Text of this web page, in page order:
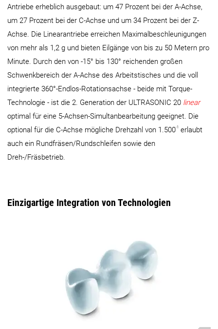
Antriebe erheblich ausgebaut: um 47 Prozent bei der A-Achse,
um 27 Prozent bei der C-Achse und um 34 Prozent bei der Z-
Achse. Die Linearantriebe erreichen Maximalbeschleunigungen
von mehr als 1,2 g und bieten Eilgänge von bis zu 50 Metern pro
Minute. Durch den von -15° bis 130° reichenden großen
Schwenkbereich der A-Achse des Arbeitstisches und die voll
integrierte 360°-Endlos-Rotationsachse - beide mit Torque-
Technologie - ist die 2. Generation der ULTRASONIC 20 linear
optimal für eine 5-Achsen-Simultanbearbeitung geeignet. Die
optional für die C-Achse mögliche Drehzahl von 1.500-1
erlaubt
auch ein Rundfräsen/Rundschleifen sowie den
Dreh-/Fräsbetrieb.
Einzigartige Integration von Technologien